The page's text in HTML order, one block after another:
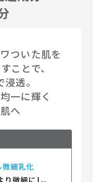
ついた肌を
ことで、
透。
一に輝く
へ